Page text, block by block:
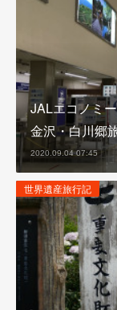
JALエコノミ
金沢・白川郷
2020.09.04 07:45
世界遺産旅行記